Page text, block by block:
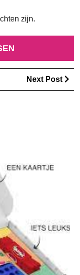
zijn.
Next Post